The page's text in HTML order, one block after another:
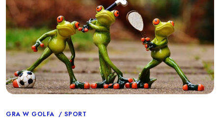
Categories
GRA W GOLFA SPORT